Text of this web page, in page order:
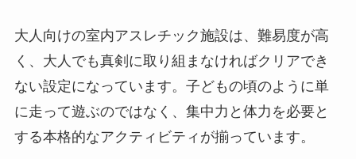
大人向けの室内アスレチック施設は、難易度が高
く、大人でも真剣に取り組まなければクリアでき
ない設定になっています。子どもの頃のように単
に走って遊ぶのではなく、集中力と体力を必要と
する本格的なアクティビティが揃っています。